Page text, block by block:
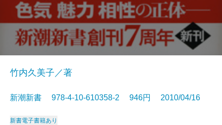
竹内久美子／著
新潮新書 978-4-10-610358-2 946円 2010/04/16
新書電子書籍あり